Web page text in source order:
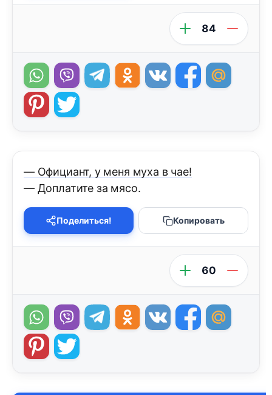
84
— Официант, у меня муха в чае!
— Доплатите за мясо.
Поделиться! Копировать
60